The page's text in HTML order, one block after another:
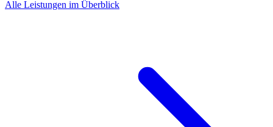
Alle Leistungen im Überblick